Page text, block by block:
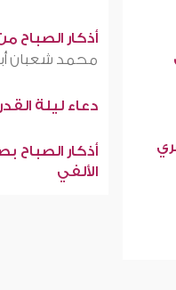
أذكار الصباح
محمد شعبان
دعاء ليلة القدر
أذكار الصباح
الألفي